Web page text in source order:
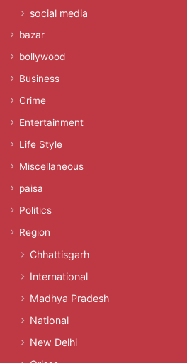
social media
bazar
bollywood
Business
Crime
Entertainment
Life Style
Miscellaneous
paisa
Politics
Region
Chhattisgarh
International
Madhya Pradesh
National
New Delhi